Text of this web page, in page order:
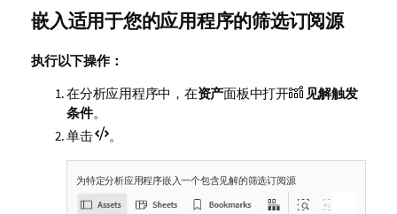
嵌入适用于您的应用程序的筛选订阅源
执行以下操作：
在分析应用程序中，在资产面板中打开
见解触发
条件。
单击
。
为特定分析应用程序嵌入一个包含见解的筛选订阅源